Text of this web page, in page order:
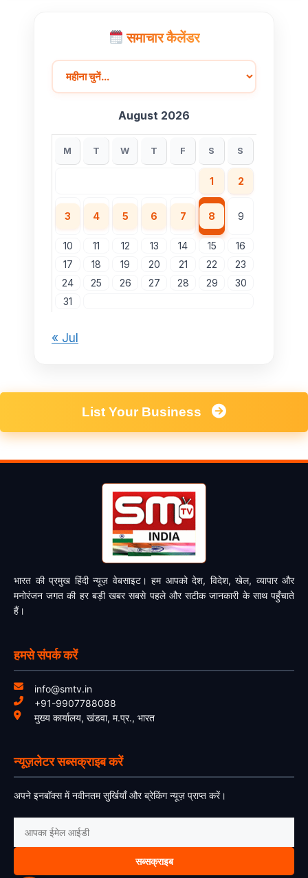
समाचार कैलेंडर
August 2026
M T W T F S S
1 2
3 4 5 6 7 8 9
10 11 12 13 14 15
16
17
18 19 20 21 22
23
24
25 26 27 28 29
30
31
« Jul
List Your Business
भारत की प्रमुख हिंदी न्यूज़ वेबसाइट। हम आपको देश, विदेश, खेल, व्यापार और
मनोरंजन जगत की हर बड़ी खबर सबसे पहले और सटीक जानकारी के साथ पहुँचाते
हैं।
हमसे संपर्क करें
info@smtv.in
+91-9907788088
मुख्य कार्यालय, खंडवा, म.प्र., भारत
न्यूज़लेटर सब्सक्राइब करें
अपने इनबॉक्स में नवीनतम सुर्खियाँ और ब्रेकिंग न्यूज़ प्राप्त करें।
सब्सक्राइब